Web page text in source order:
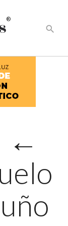
®
search
←